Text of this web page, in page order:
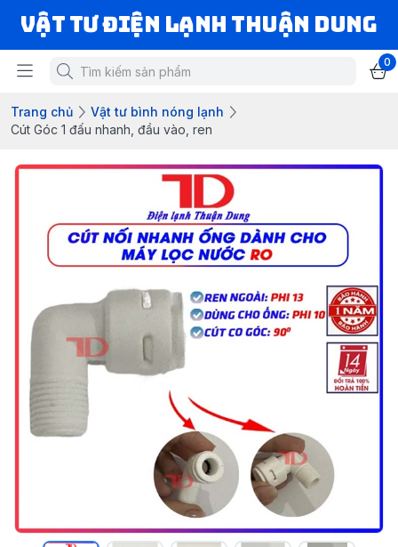
VẬT TƯ ĐIỆN LẠNH THUẬN DUNG
0
Trang chủ
Vật tư bình nóng lạnh
Cút Góc 1 đấu nhanh, đầu vào, ren